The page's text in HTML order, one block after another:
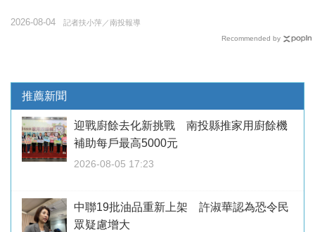
記者扶小萍／南投報導
2026-08-04
Recommended by
推薦新聞
迎戰廚餘去化新挑戰 南投縣推家用廚餘機
補助每戶最高5000元
2026-08-05 17:23
中聯19批油品重新上架 許淑華認為恐令民
眾疑慮增大